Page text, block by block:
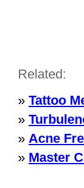
Related:
» Tattoo
»
» Acne
» Master